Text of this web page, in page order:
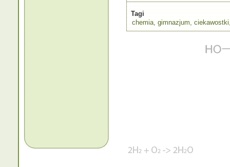
Tagi
chemia, gimnazjum ciekawostki